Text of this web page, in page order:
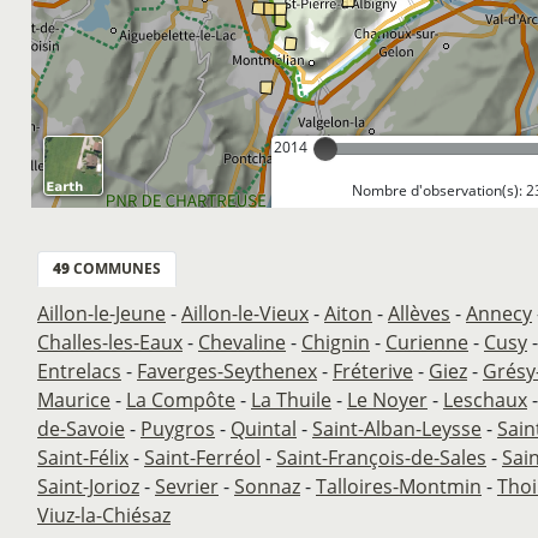
2014
Nombre d'observation(s):
49COMMUNES
Aillon-le-Jeune-Aillon-le-Vieux-Aiton -Allèves -Annecy
Challes-les-Eaux- Chevaline- Chignin - Curienne- Cusy
Entrelacs - Faverges-Seythenex- Fréterive- Giez-
Maurice- La Compôte- La Thuile- Le Noyer- Leschaux
de-Savoie- Puygros - Quintal -Saint-Alban-Leysse-
Saint-Félix-Saint-Ferréol -Saint-François-de-Sales -
Saint-Jorioz-Sevrier-Sonnaz-Talloires-Montmin -
Viuz-la-Chiésaz